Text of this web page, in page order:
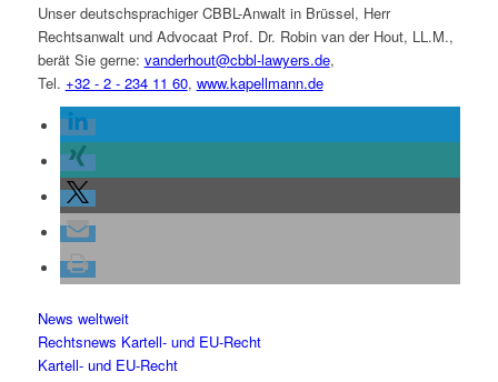
Unser deutschsprachiger CBBL-Anwalt in Brüssel, Herr
Rechtsanwalt und Advocaat Prof. Dr. Robin van der Hout, LL.M.,
berät Sie gerne: vanderhout@cbbl-lawyers.de,
Tel. +32 - 2 - 234 11 60, www.kapellmann.de
News weltweit
Rechtsnews Kartell- und EU-Recht
Kartell- und EU-Recht